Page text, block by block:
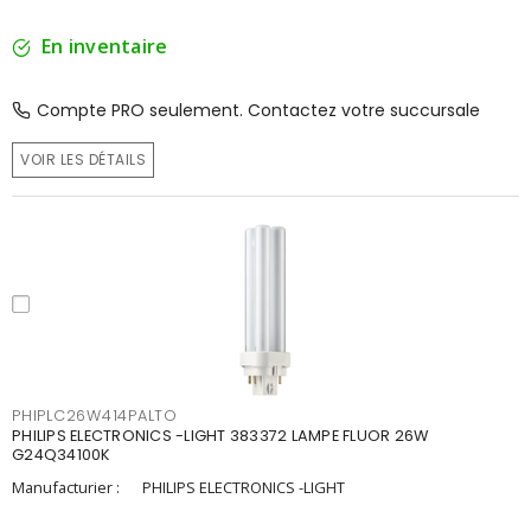
En inventaire
Compte PRO seulement. Contactez votre succursale
VOIR LES DÉTAILS
PHIPLC26W414PALTO
PHILIPS ELECTRONICS -LIGHT 383372 LAMPE FLUOR 26W
G24Q34100K
Manufacturier :
PHILIPS ELECTRONICS -LIGHT